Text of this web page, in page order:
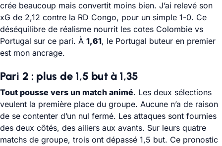
crée beaucoup mais convertit moins bien. J’ai relevé son
xG de 2,12 contre la RD Congo, pour un simple 1-0. Ce
déséquilibre de réalisme nourrit les cotes Colombie vs
Portugal sur ce pari. À 1,61, le Portugal buteur en premier
est mon ancrage.
Pari 2 : plus de 1,5 but à 1,35
Tout pousse vers un match animé. Les deux sélections
veulent la première place du groupe. Aucune n’a de raison
de se contenter d’un nul fermé. Les attaques sont fournies
des deux côtés, des ailiers aux avants. Sur leurs quatre
matchs de groupe, trois ont dépassé 1,5 but. Ce pronostic